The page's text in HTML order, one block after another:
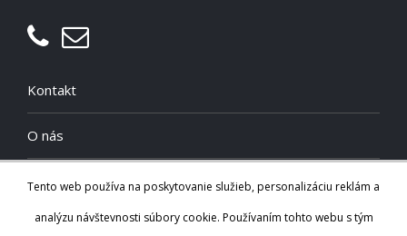
Kontakt
O nás
Cookies
Zásady spracúvania osobných údajov
Tento web používa na poskytovanie služieb, personalizáciu reklám a
analýzu návštevnosti súbory cookie. Používaním tohto webu s tým